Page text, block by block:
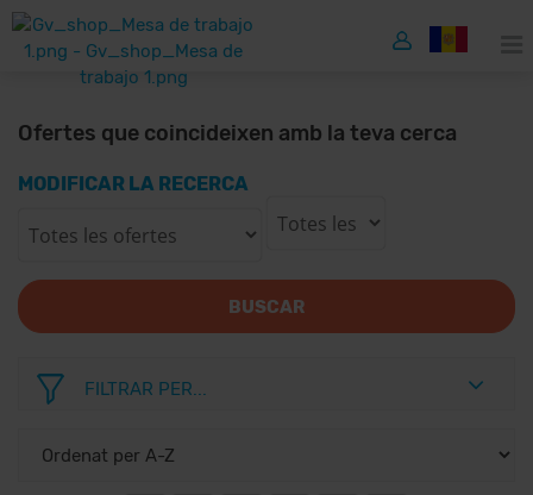
Ofertes que coincideixen amb la teva cerca
MODIFICAR LA RECERCA
BUSCAR
FILTRAR PER...